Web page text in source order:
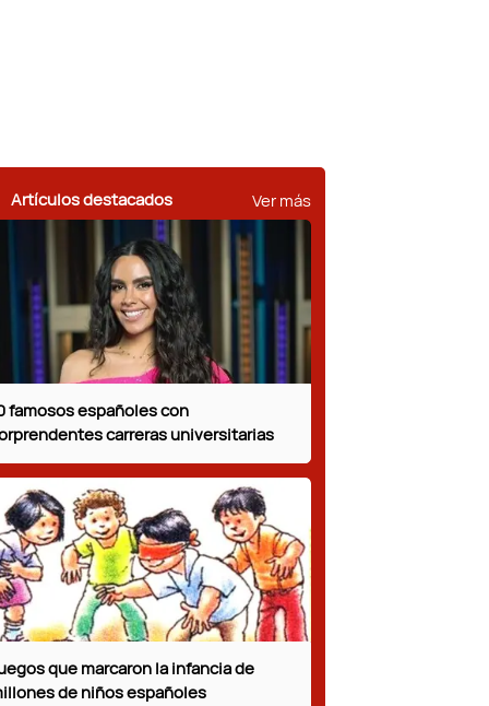
Artículos destacados Ver más
famosos españoles con
carreras universitarias
que marcaron la infancia de
de niños españoles